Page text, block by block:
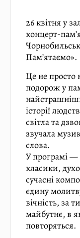
26 квітня у
концерт-
Пам’ятаємо».
Це не просто
подорож у
історії
світла та
звучала
слова.
У програмі —
класики,
сучасні
єдину
вічність, за
майбутнє, в
повторяться.